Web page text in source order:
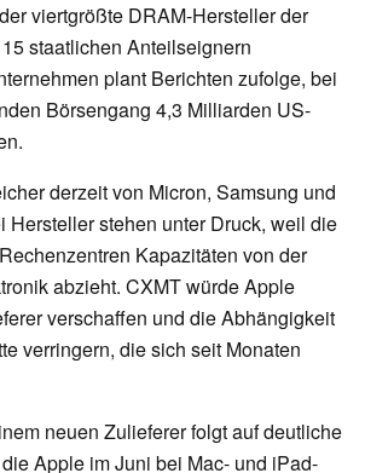
viertgrößte DRAM-Hersteller der
staatlichen Anteilseignern
plant Berichten zufolge, bei
Börsengang 4,3 Milliarden US-
derzeit von Micron, Samsung und
Hersteller stehen unter Druck, weil die
Kapazitäten von der
abzieht. CXMT würde Apple
verschaffen und die Abhängigkeit
verringern, die sich seit Monaten
neuen Zulieferer folgt auf deutliche
Apple im Juni bei Mac- und iPad-